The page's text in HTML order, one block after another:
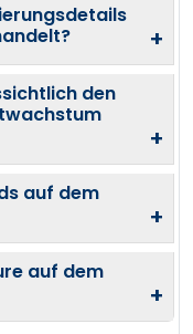
+
den
+
auf dem
+
auf dem
+